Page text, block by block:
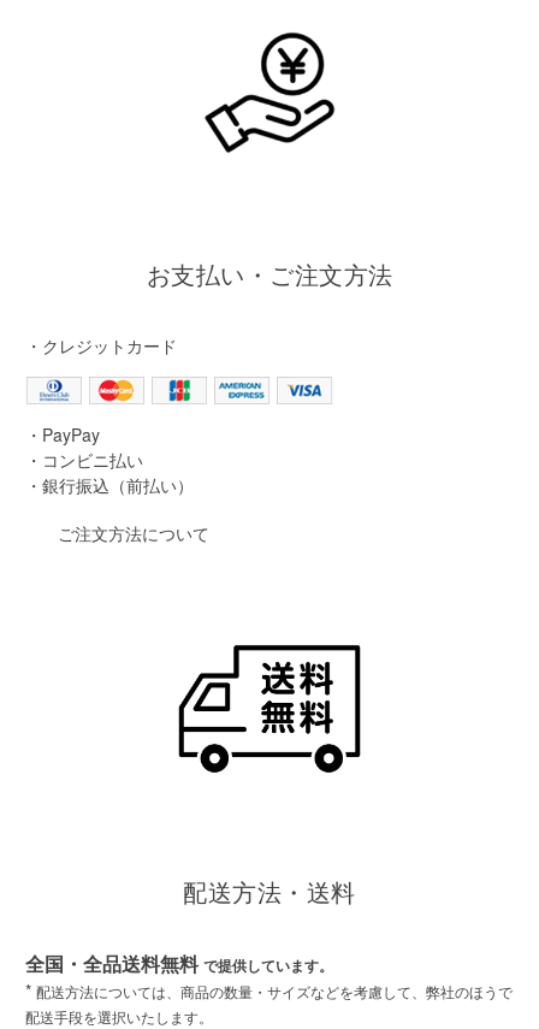
お支払い・ご注文方法
・クレジットカード
・PayPay
・コンビニ払い
・銀行振込（前払い）
ご注文方法について
配送方法・送料
全国・全品送料無料 で提供しています。
* 配送方法については、商品の数量・サイズなどを考慮して、弊社のほうで
配送手段を選択いたします。